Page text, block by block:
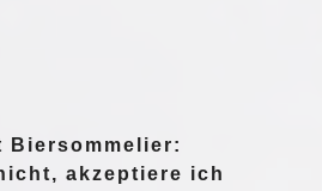
Biersommelier:
akzeptiere ich